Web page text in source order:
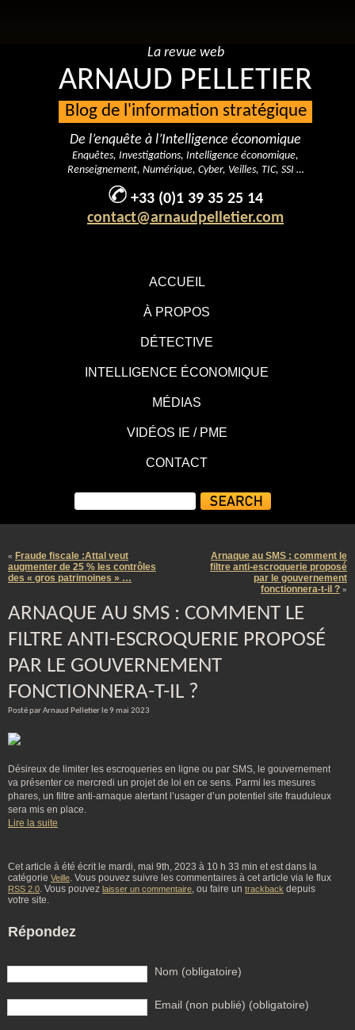
ACCUEIL
À PROPOS
DÉTECTIVE
INTELLIGENCE ÉCONOMIQUE
MÉDIAS
VIDÉOS IE / PME
CONTACT
La revue web
ARNAUD PELLETIER
Blog de l'information stratégique
De l’enquête à l’Intelligence économique
Enquêtes, Investigations, Intelligence économique,
Renseignement, Numérique, Cyber, Veilles, TIC, SSI …
+33 (0)1 39 35 25 14
contact@arnaudpelletier.com
« Fraude fiscale :Attal veut
augmenter de 25 % les contrôles
des « gros patrimoines » …
Arnaque au SMS : comment le
filtre anti-escroquerie proposé
par le gouvernement
fonctionnera-t-il ? »
ARNAQUE AU SMS : COMMENT LE
FILTRE ANTI-ESCROQUERIE PROPOSÉ
PAR LE GOUVERNEMENT
FONCTIONNERA-T-IL ?
Posté par Arnaud Pelletier le 9 mai 2023
Désireux de limiter les escroqueries en ligne ou par SMS, le gouvernement
va présenter ce mercredi un projet de loi en ce sens. Parmi les mesures
phares, un filtre anti-arnaque alertant l’usager d’un potentiel site frauduleux
sera mis en place.
Lire la suite
Cet article à été écrit le mardi, mai 9th, 2023 à 10 h 33 min et est dans la
catégorie Veille. Vous pouvez suivre les commentaires à cet article via le flux
RSS 2.0. Vous pouvez laisser un commentaire, ou faire un trackback depuis
votre site.
Répondez
Nom (obligatoire)
Email (non publié) (obligatoire)